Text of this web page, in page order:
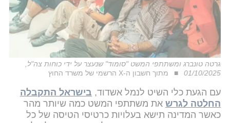
גרטה טונברג ומשתתפי המשט "סומוד" שנעצר על ידי כוחות צה"ל,
01/10/2025
מתוך חשבון ה-X הרשמי של משרד החוץ
עם הגעת כלי השיט לנמל אשדוד, בישראל התקבלה
החלטה לגרש את משתתפי המשט כמה שיותר מהר
כאשר המדינה תישא בעלויות כרטיסי הטיסה של כל